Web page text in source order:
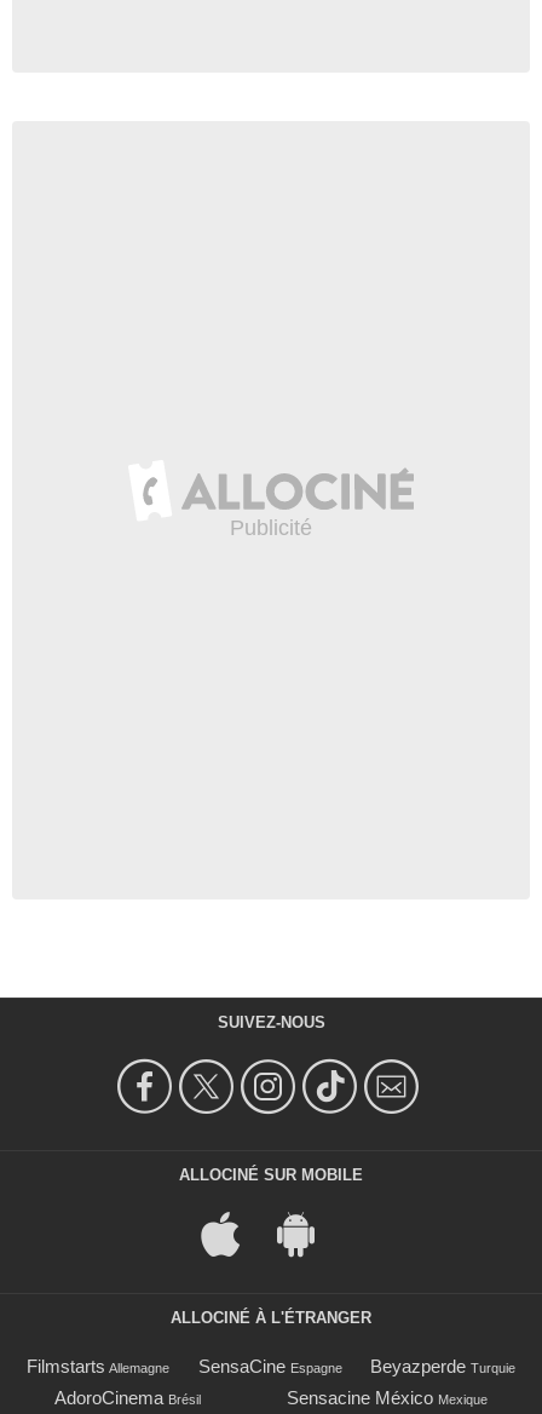
SUIVEZ-NOUS
ALLOCINÉ SUR MOBILE
ALLOCINÉ À L'ÉTRANGER
Filmstarts Allemagne SensaCine Espagne Beyazperde Turquie
AdoroCinema Brésil Sensacine México Mexique